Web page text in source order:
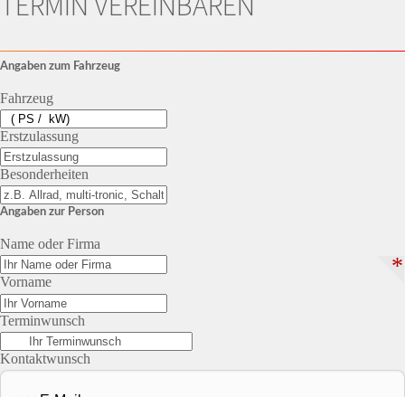
Angaben zum Fahrzeug
Fahrzeug
Erstzulassung
Besonderheiten
Angaben zur Person
Name oder Firma
*
Vorname
Terminwunsch
Kontaktwunsch